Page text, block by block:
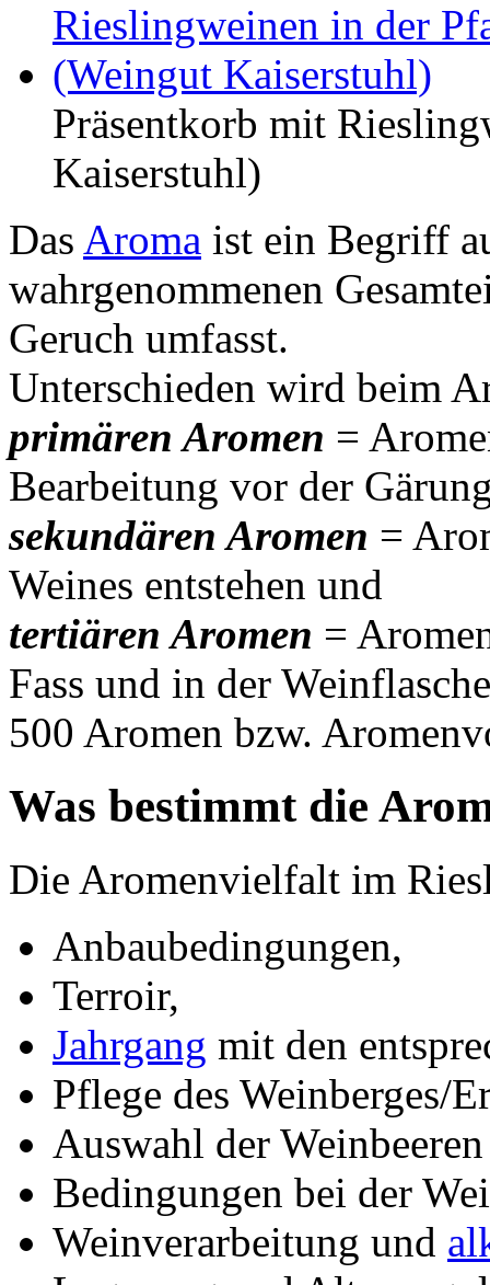
Präsentkorb mit
Kaiserstuhl)
Das Aroma ist ein Begriff
wahrgenommenen
Geruch umfasst.
Unterschieden wird beim
primären Aromen =
Bearbeitung vor der
sekundären Aromen =
Weines entstehen und
tertiären Aromen =
Fass und in der
500 Aromen bzw.
Was bestimmt die
Die Aromenvielfalt im
Anbaubedingungen,
Terroir,
Jahrgang mit den
Pflege des Weinberges/
Auswahl der Weinbeeren
Bedingungen bei der
Weinverarbeitung und